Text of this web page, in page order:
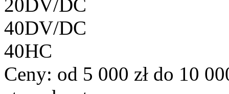
20DV/DC
40DV/DC
40HC
Ceny: od 5 000 zł do 10